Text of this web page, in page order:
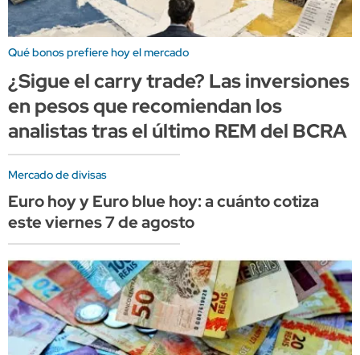
Qué bonos prefiere hoy el mercado
¿Sigue el carry trade? Las inversiones
en pesos que recomiendan los
analistas tras el último REM del BCRA
Mercado de divisas
Euro hoy y Euro blue hoy: a cuánto cotiza
este viernes 7 de agosto